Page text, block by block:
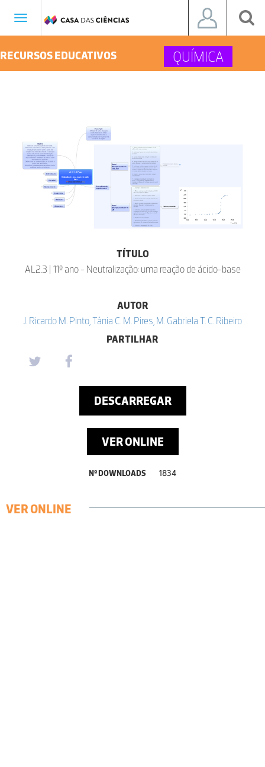
Toggle
RECURSOS EDUCATIVOS QUÍMICA
TÍTULO
AL2.3 | 11º ano - Neutralização: uma reação de ácido-base
AUTOR
J. Ricardo M. Pinto, Tânia C. M. Pires, M. Gabriela T. C. Ribeiro
PARTILHAR
DESCARREGAR
VER ONLINE
Nº DOWNLOADS 1834
VER ONLINE